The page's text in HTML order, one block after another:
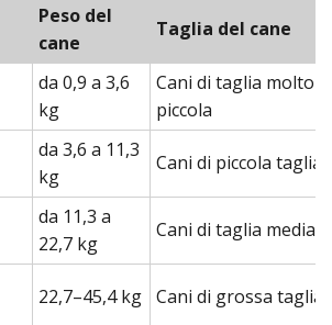
Peso del
cane
Taglia del cane
da 0,9 a 3,6
kg
Cani di taglia molto
piccola
da 3,6 a 11,3
kg
Cani di piccola taglia
da 11,3 a
22,7 kg
Cani di taglia media
22,7–45,4 kg Cani di grossa taglia